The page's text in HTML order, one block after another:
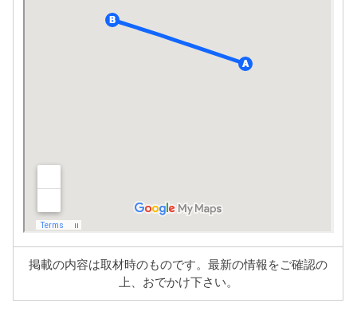
掲載の内容は取材時のものです。最新の情報をご確認の
上、おでかけ下さい。